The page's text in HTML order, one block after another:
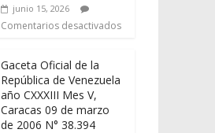
junio 15, 2026
Comentarios desactivados
Gaceta Oficial de la
República de Venezuela
año CXXXIII Mes V,
Caracas 09 de marzo
de 2006 N° 38.394